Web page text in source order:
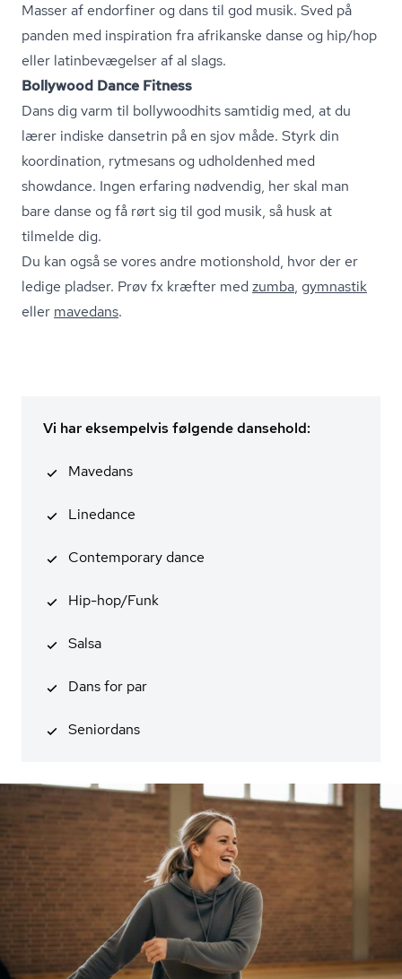
Masser af endorfiner og dans til god musik. Sved på
panden med inspiration fra afrikanske danse og hip/hop
eller lat­in­be­væ­gel­ser af al slags.
Bollywood Dance Fitness
Dans dig varm til bollywoodhits samtidig med, at du
lærer indiske dansetrin på en sjov måde. Styrk din
koordination, rytmesans og udholdenhed med
showdance. Ingen erfaring nødvendig, her skal man
bare danse og få rørt sig til god musik, så husk at
tilmelde dig.
Du kan også se vores andre motionshold, hvor der er
ledige pladser. Prøv fx kræfter med zumba, gymnastik
eller mavedans.
Vi har eksempelvis følgende dansehold:
Mavedans
Linedance
Contemporary dance
Hip-hop/Funk
Salsa
Dans for par
Seniordans